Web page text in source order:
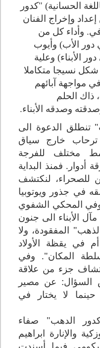
الحسانية) "كدور
2015 وهو من إعداد وإخراج الفنان
وأداء كل من
دور الأب) وأيوب
الأبناء) وعلية
نسيجا متكاملا
مواجهة آبائهم
ذاك الحلم
وصدقه الأبناء.
الدعوة الى
ترحاب خارج سياق
مختلف للفرجة
أدوار. فمنذ البداية
للصحراء، لنكتشف
في جذور ويوتوبيا
وفي المحكي الشفوي
الأبناء الى جنون
المفقودة، ولا
في يقظة الأولاد
المكان". وفي
جزء من علاقة
السؤال: عن مصير
حينما لا يختار في
الدهب" صفاء
والإنارة ابراهيم